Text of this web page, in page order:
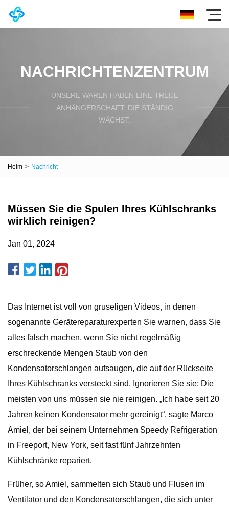
NACHRICHTENZENTRUM
UNSERE WAREN HABEN EINE TREUE
ANHÄNGERSCHAFT, DIE STÄNDIG
WÄCHST.
Heim > Nachricht
Müssen Sie die Spulen Ihres Kühlschranks
wirklich reinigen?
Jan 01, 2024
Das Internet ist voll von gruseligen Videos, in denen
sogenannte Gerätereparaturexperten Sie warnen, dass Sie
alles falsch machen, wenn Sie nicht regelmäßig
erschreckende Mengen Staub von den
Kondensatorschlangen aufsaugen, die auf der Rückseite
Ihres Kühlschranks versteckt sind. Ignorieren Sie sie: Die
meisten von uns müssen sie nie reinigen. „Ich habe seit 20
Jahren keinen Kondensator mehr gereinigt“, sagte Marco
Amiel, der bei seinem Unternehmen Speedy Refrigeration
in Freeport, New York, seit fast fünf Jahrzehnten
Kühlschränke repariert.
Früher, so Amiel, sammelten sich Staub und Flusen im
Ventilator und den Kondensatorschlangen, die sich unter